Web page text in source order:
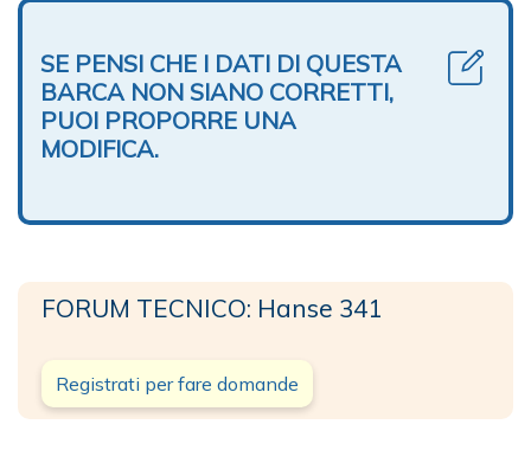
SE PENSI CHE I DATI DI QUESTA
BARCA NON SIANO CORRETTI,
PUOI PROPORRE UNA
MODIFICA.
FORUM TECNICO: Hanse 341
Registrati per fare domande